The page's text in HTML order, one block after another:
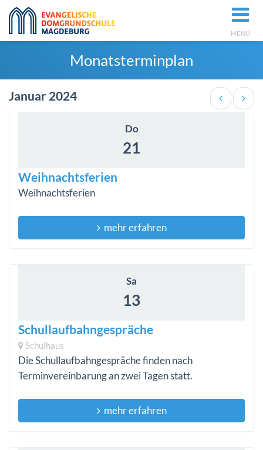
MENÜ
Monatsterminplan
Januar 2024
Do
21
Weihnachtsferien
Weihnachtsferien
mehr erfahren
Sa
13
Schullaufbahngespräche
Schulhaus
Die Schullaufbahngespräche finden nach
Terminvereinbarung an zwei Tagen statt.
mehr erfahren